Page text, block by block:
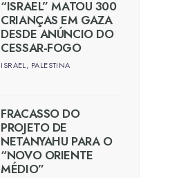
“ISRAEL” MATOU 300
CRIANÇAS EM GAZA
DESDE ANÚNCIO DO
CESSAR-FOGO
ISRAEL, PALESTINA
FRACASSO DO
PROJETO DE
NETANYAHU PARA O
“NOVO ORIENTE
MÉDIO”